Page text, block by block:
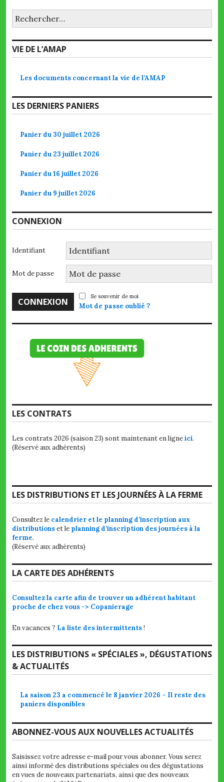
VIE DE L’AMAP
Les documents concernant la vie de l’AMAP
LES DERNIERS PANIERS
Panier du 30 juillet 2026
Panier du 23 juillet 2026
Panier du 16 juillet 2026
Panier du 9 juillet 2026
CONNEXION
Identifiant
Mot de passe
Se souvenir de moi
Mot de passe oublié ?
LES CONTRATS
Les contrats 2026 (saison 23) sont maintenant en ligneici.
(Réservé aux adhérents)
LES DISTRIBUTIONS ET LES JOURNÉES À LA FERME
Consultez le calendrier et le planning d’inscription aux
distributionset le planning d’inscription des journées à la
ferme.
(Réservé aux adhérents)
LA CARTE DES ADHÉRENTS
Consultez la carte afin de trouver un adhérent habitant
proche de chez vous -> Copanierage
En vacances ? La liste des intermittents!
LES DISTRIBUTIONS « SPÉCIALES », DÉGUSTATIONS
& ACTUALITÉS
La saison 23 a commencé le 8 janvier 2026 – Il reste des
paniers disponibles
ABONNEZ-VOUS AUX NOUVELLES ACTUALITÉS
Saisissez votre adresse e-mail pour vous abonner. Vous serez
ainsi informé des distributions spéciales ou des dégustations
en vues de nouveaux partenariats, ainsi que des nouveaux